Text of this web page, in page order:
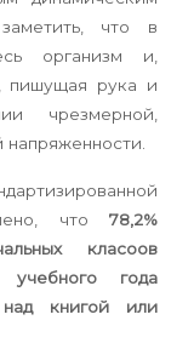
что в
организм и,
пишущая рука и
чрезмерной,
напряженности.
что 78,2%
класоов
года
над книгой или